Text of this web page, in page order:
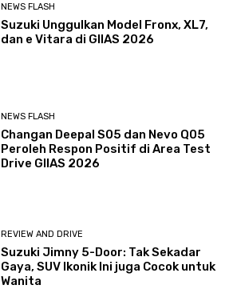
NEWS FLASH
Suzuki Unggulkan Model Fronx, XL7,
dan e Vitara di GIIAS 2026
NEWS FLASH
Changan Deepal S05 dan Nevo Q05
Peroleh Respon Positif di Area Test
Drive GIIAS 2026
REVIEW AND DRIVE
Suzuki Jimny 5-Door: Tak Sekadar
Gaya, SUV Ikonik Ini juga Cocok untuk
Wanita